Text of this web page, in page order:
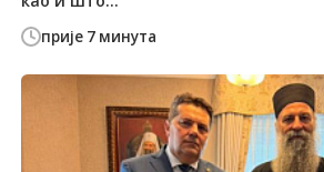
прије 7 минута